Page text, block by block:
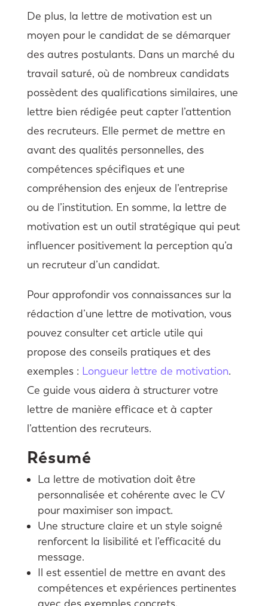
De plus, la lettre de motivation est un
moyen pour le candidat de se démarquer
des autres postulants. Dans un marché du
travail saturé, où de nombreux candidats
possèdent des qualifications similaires, une
lettre bien rédigée peut capter l’attention
des recruteurs. Elle permet de mettre en
avant des qualités personnelles, des
compétences spécifiques et une
compréhension des enjeux de l’entreprise
ou de l’institution. En somme, la lettre de
motivation est un outil stratégique qui peut
influencer positivement la perception qu’a
un recruteur d’un candidat.
Pour approfondir vos connaissances sur la
rédaction d’une lettre de motivation, vous
pouvez consulter cet article utile qui
propose des conseils pratiques et des
exemples : Longueur lettre de motivation.
Ce guide vous aidera à structurer votre
lettre de manière efficace et à capter
l’attention des recruteurs.
Résumé
La lettre de motivation doit être
personnalisée et cohérente avec le CV
pour maximiser son impact.
Une structure claire et un style soigné
renforcent la lisibilité et l’efficacité du
message.
Il est essentiel de mettre en avant des
compétences et expériences pertinentes